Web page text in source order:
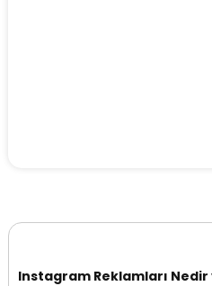
Instagram Reklamları Nedir